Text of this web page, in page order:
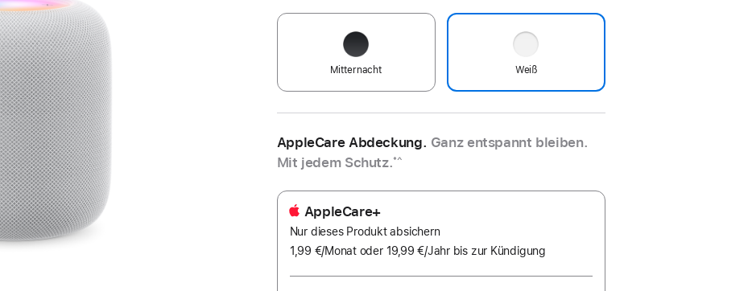
Mitternacht Weiß
AppleCare Abdeckung. Ganz entspannt bleiben.
Mit jedem Schutz.*^
AppleCare+
Nur dieses Produkt absichern
1,99 €/Monatpro
oder 19,99 €/Jahr Pro
bis zur Kündigung